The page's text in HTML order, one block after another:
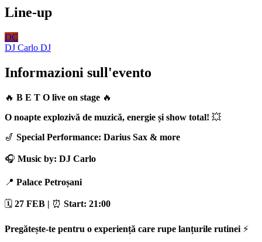
Line-up
DC
DJ Carlo DJ
Informazioni sull'evento
🔥 B E T O live on stage 🔥
O noapte explozivă de muzică, energie și show total! 💥
🎷 Special Performance: Darius Sax & more
🎧 Music by: DJ Carlo
📍 Palace Petroșani
🗓 27 FEB | ⏰ Start: 21:00
Pregătește-te pentru o experiență care rupe lanțurile rutinei ⚡